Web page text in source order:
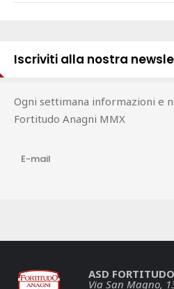
Iscriviti alla nostra
Ogni settimana informazioni e
Fortitudo Anagni MMX
ASD
Via San Magno,